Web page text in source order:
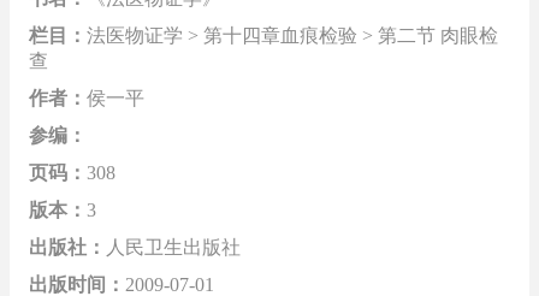
栏目： 法医物证学 > 第十四章血痕检验 > 第二节 肉眼检
查
作者： 侯一平
参编：
页码： 308
版本： 3
出版社： 人民卫生出版社
出版时间： 2009-07-01